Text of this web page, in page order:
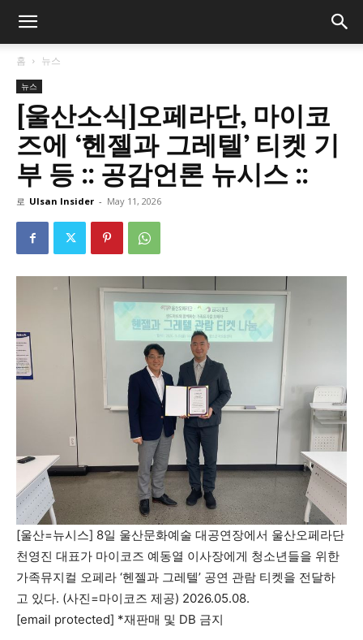
홈 뉴스
뉴스
[울산소식]오페라단, 마이코
즈에 ‘헨젤과 그레텔’ 티켓 기
부 등 :: 공감언론 뉴시스 ::
로 Ulsan Insider - May 11, 2026
[울산=뉴시스] 8일 울산문화예술 대공연장에서 울산오페라단
천영진 대표가 마이코즈 예동열 이사장에게 청소년들을 위한
가족뮤지컬 오페라 ‘헨젤과 그레텔’ 공연 관람 티켓을 전달하
고 있다. (사진=마이코즈 제공) 2026.05.08.
[email protected] *재판매 및 DB 금지